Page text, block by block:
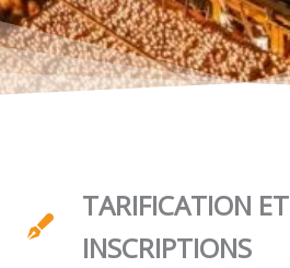
TARIFICATION ET
INSCRIPTIONS